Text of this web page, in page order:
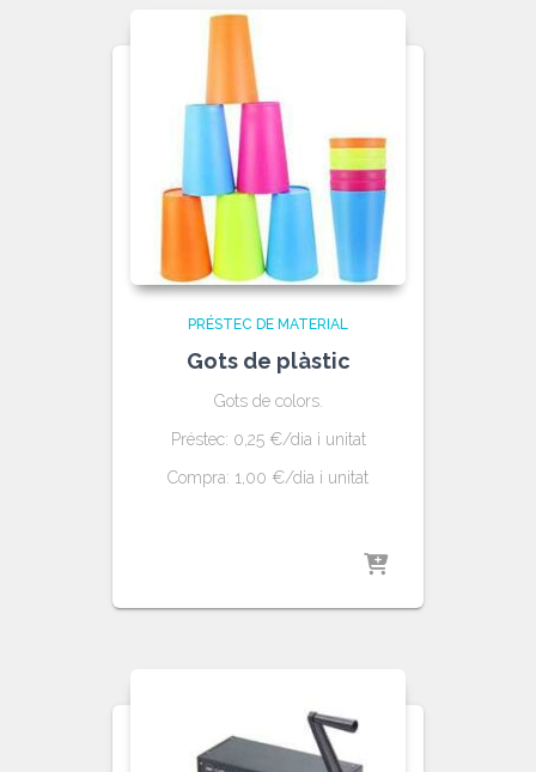
PRÉSTEC DE MATERIAL
Gots de plàstic
Gots de colors.
Préstec: 0,25 €/dia i unitat
Compra: 1,00 €/dia i unitat